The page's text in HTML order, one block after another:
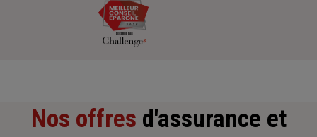
Nos offres d'assurance et